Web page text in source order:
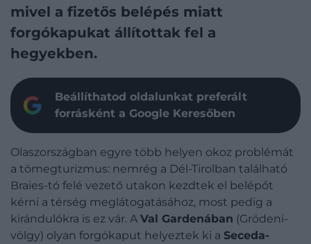
mivel a fizetős belépés miatt
forgókapukat állítottak fel a
hegyekben.
Beállíthatod oldalunkat preferált
forrásként a Google Keresőben
Olaszországban egyre több helyen okoz problémát
a tömegturizmus: nemrég a Dél-Tirolban található
Braies-tó felé vezető utakon kezdtek el belépőt
kérni a térség meglátogatásához, most pedig a
kirándulókra is ez vár. A Val Gardenában (Grödeni-
völgy) olyan forgókaput helyeztek ki a Seceda-